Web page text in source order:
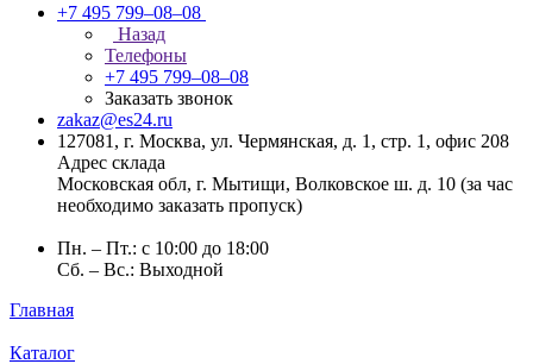
+7 495 799–08–08
Назад
Телефоны
+7 495 799–08–08
Заказать звонок
zakaz@es24.ru
127081, г. Москва, ул. Чермянская, д. 1, стр. 1, офис 208
Адрес склада
Московская обл, г. Мытищи, Волковское ш. д. 10 (за час
необходимо заказать пропуск)
Пн. – Пт.: с 10:00 до 18:00
Сб. – Вс.: Выходной
Главная
Каталог